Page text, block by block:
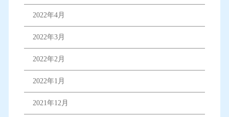
2022年4月
2022年3月
2022年2月
2022年1月
2021年12月